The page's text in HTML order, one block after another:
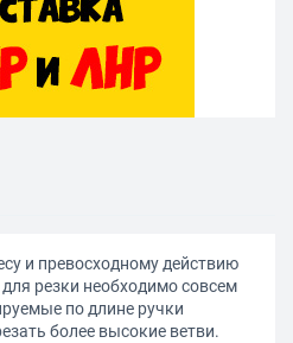
и превосходному действию
резки необходимо совсем
по длине ручки
более высокие ветви.